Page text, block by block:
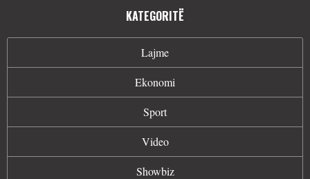
KATEGORITË
Lajme
Ekonomi
Sport
Video
Showbiz